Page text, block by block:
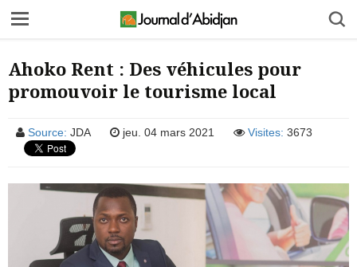
Ahoko Rent : Des véhicules pour
promouvoir le tourisme local
Source: JDA jeu. 04 mars 2021 Visites: 3673